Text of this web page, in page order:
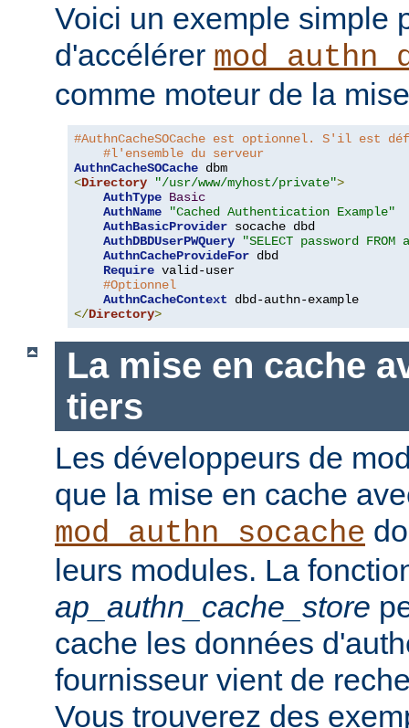
Voici un exemple simple
d'accélérer
comme moteur de la
#AuthnCacheSOCache est optionnel. S'il
#l'ensemble du serveur
AuthnCacheSOCache
<Directory "/usr/www/myhost/private">
AuthType Basic
AuthName
"Cached Authentication Example"
AuthBasicProvider socache dbd
AuthDBDUserPWQuery
"SELECT password
AuthnCacheProvideFor dbd
Require valid-user
#Optionnel
AuthnCacheContext
</Directory>
La mise en cache
tiers
Les développeurs de
que la mise en cache
mod_authn_socache
leurs modules. La
ap_authn_cache_store
cache les données
fournisseur vient de
Vous trouverez des